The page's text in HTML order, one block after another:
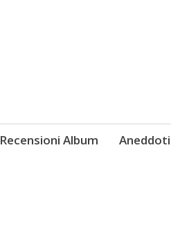
Recensioni Album Aneddoti